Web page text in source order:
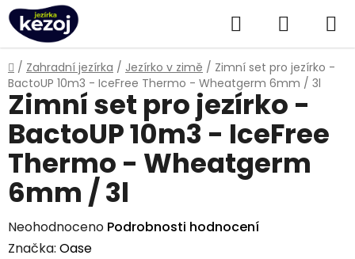
Přejít
na
obsah
Hledat
KOŠÍK
Domů
/ Zahradní jezírka / Jezírko v zimě / Zimní set pro jezírko -
BactoUP 10m3 - IceFree Thermo - Wheatgerm 6mm / 3l
Zimní set pro jezírko -
BactoUP 10m3 - IceFree
Thermo - Wheatgerm
6mm / 3l
Průměrné
hodnocení
Neohodnoceno Podrobnosti hodnocení
Značka: Oase